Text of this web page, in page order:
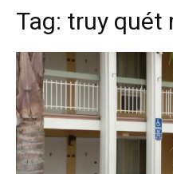
Tag: truy quét